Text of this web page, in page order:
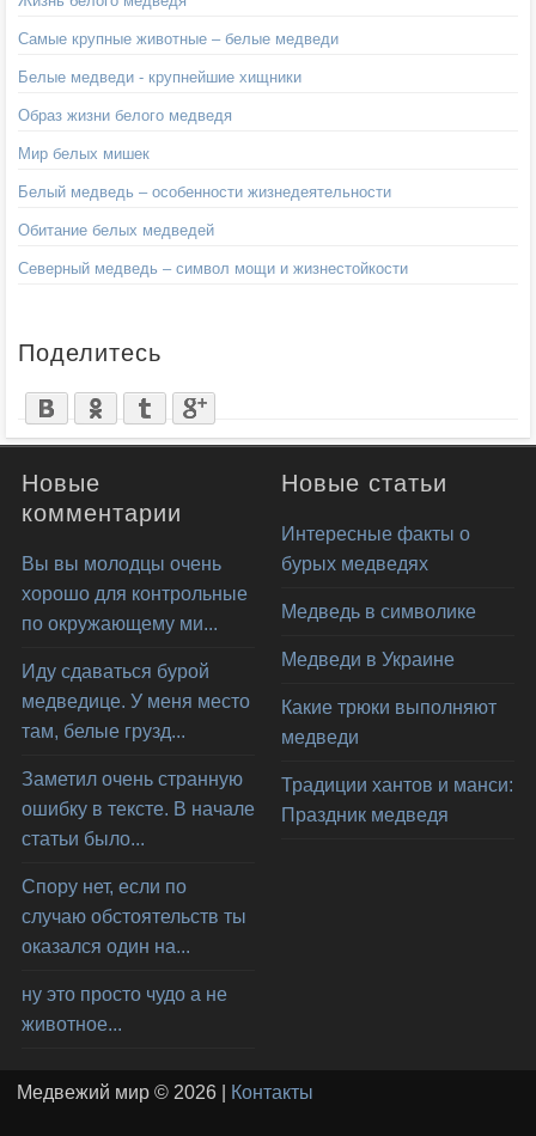
Самые крупные животные – белые медведи
Белые медведи - крупнейшие хищники
Образ жизни белого медведя
Мир белых мишек
Белый медведь – особенности жизнедеятельности
Обитание белых медведей
Северный медведь – символ мощи и жизнестойкости
Поделитесь
Новые
комментарии
Вы вы молодцы очень
хорошо для контрольные
по окружающему ми...
Иду сдаваться бурой
медведице. У меня место
там, белые грузд...
Заметил очень странную
ошибку в тексте. В начале
статьи было...
Спору нет, если по
случаю обстоятельств ты
оказался один на...
ну это просто чудо а не
животное...
Новые статьи
Интересные факты о
бурых медведях
Медведь в символике
Медведи в Украине
Какие трюки выполняют
медведи
Традиции хантов и манси:
Праздник медведя
Медвежий мир © 2026 | Контакты